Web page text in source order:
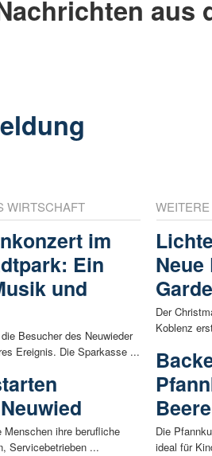
aus
WIRTSCHAFT
im
Ein
und
Besucher des Neuwieder
Ereignis. Die Sparkasse ...
Menschen ihre berufliche
Servicebetrieben ...
Der
Koblenz
Die
ideal für